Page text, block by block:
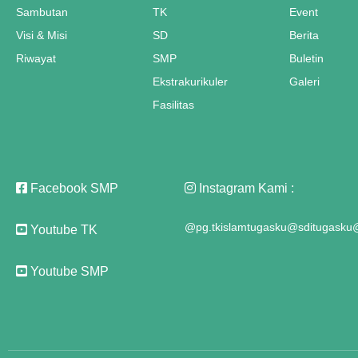
panel
panel
panel
panel
Sambutan
Visi & Misi
Riwayat
TK
SD
SMP
Ekstrakurikuler
Fasilitas
Event
Berita
Buletin
Galeri
Facebook SMP
Youtube TK
Youtube SMP
Instagram Kami :
@pg.tkislamtugasku@sditugasku